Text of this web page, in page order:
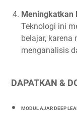
Meningkatkan
Teknologi ini
belajar, karena
menganalisis
DAPATKAN &
MODUL AJAR DEEP